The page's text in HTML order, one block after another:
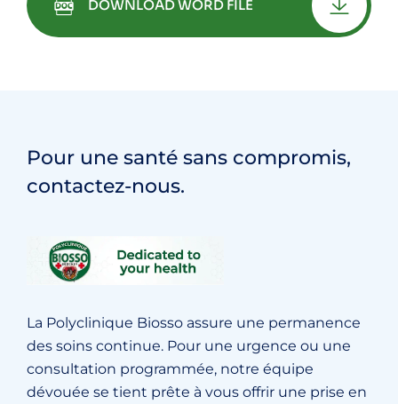
DOWNLOAD WORD FILE
Pour une santé sans compromis,
contactez-nous.
La Polyclinique Biosso assure une permanence
des soins continue. Pour une urgence ou une
consultation programmée, notre équipe
dévouée se tient prête à vous offrir une prise en